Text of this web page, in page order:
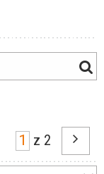
z 2